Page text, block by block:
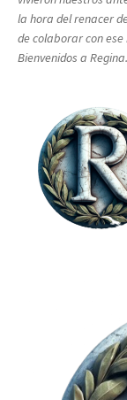
la hora del renacer
de colaborar con
Bienvenidos a Regina.